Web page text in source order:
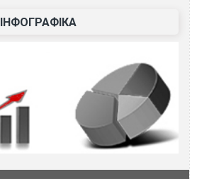
ІНФОГРАФІКА